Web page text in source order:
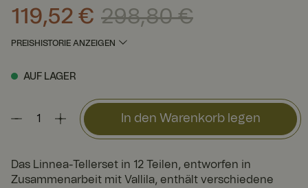
Aktueller Preis: 119,52 €Vorheriger Preis
119,52 € 298,80 €
PREISHISTORIE ANZEIGEN
AUF LAGER
In den Warenkorb legen
Das Linnea-Tellerset in 12 Teilen, entworfen in
Zusammenarbeit mit Vallila, enthält verschiedene